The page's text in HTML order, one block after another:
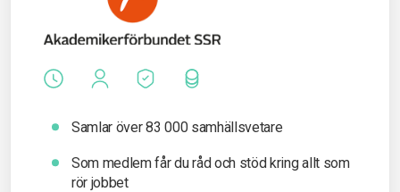
Samlar över 83 000 samhällsvetare
Som medlem får du råd och stöd kring allt som
rör jobbet